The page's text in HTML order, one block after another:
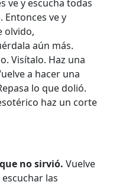
ve y escucha todas
Entonces ve y
olvido,
aún más.
Visítalo. Haz una
a hacer una
lo que dolió.
haz un corte
no sirvió. Vuelve
las